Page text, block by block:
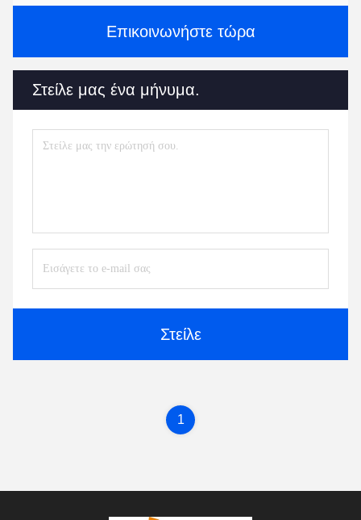
Επικοινωνήστε τώρα
Στείλε μας ένα μήνυμα.
Στείλε
1